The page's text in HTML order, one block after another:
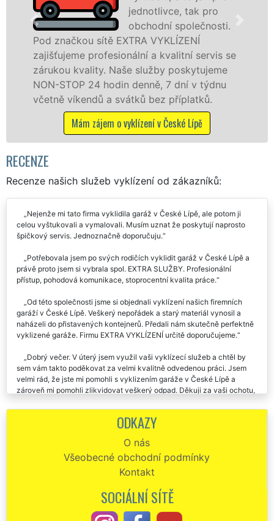
jednotlivce, tak pro
obchodní společnosti.
sítě EXTRA VYKLÍZENÍ
profesionální a kvalitní servis se
Naše služby poskytujeme
24 hodin denně, 7 dní v týdnu
a svátků bez příplatků.
Mám zájem o vyklízení v České Lípě
v České
osobám
práce, a
RECENZE
Recenze našich služeb vyklízení od zákazníků:
Nejenže mi tato firma vyklidila garáž v České Lípě, ale potom ji
celou vyštukovali a vymalovali. Musím uznat že poskytují naprosto
špičkový servis. Jednoznačně doporučuju.
Potřebovala jsem po svých rodičích vyklidit garáž v České Lípě a
právě proto jsem si vybrala spol. EXTRA SLUŽBY. Profesionální
přístup, pohodová komunikace, stoprocentní kvalita práce.
Od této společnosti jsme si objednali vyklízení našich firemních
garáží v České Lípě. Veškerý nepořádek a starý materiál vynosil a
naházeli do přistavených kontejnerů. Předali nám skutečně perfektně
vyklizené garáže. Firmu EXTRA VYKLÍZENÍ určitě doporučujeme.
Dobrý večer. V úterý jsem využil vaši vyklízecí služeb a chtěl by
sem vám takto poděkovat za velmi kvalitně odvedenou práci. Jsem
velmi rád, že jste mi pomohli s vyklizením garáže v České Lípě a
zároveň mi pomohli zlikvidovat veškerý odpad. Děkuji za vaši ochotu,
Děkuju za poskytnutou službu vyklizení naší garáže v České Lípě.
Vyklizení BYTU v České LípěVyklizení bytu Česká Lípa -
Potřebujete zajistit od spolehlivé firmy vyklízení bytů v České Lípě?
Jsme profesionální vyklízecí společnost z České Lípy, která vám toto
vyklízení mile ráda zajistí. Naše franchisová síť EXTRA STĚHOVÁNÍ a
EXTRA VYKLÍZENÍ vám v celém okrese Česká Lípa zajistí
ODKAZY
O nás
Všeobecné obchodní podmínky
Kontakt
SOCIÁLNÍ SÍTĚ